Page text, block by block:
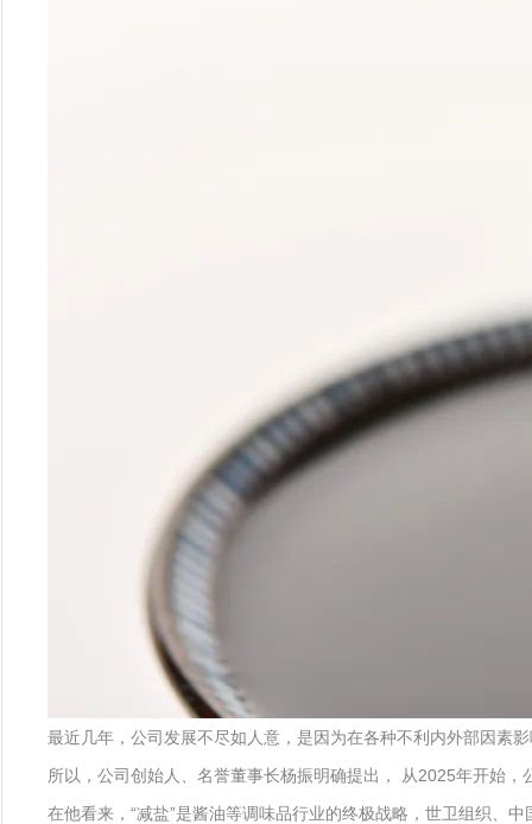
最近几年，公司发展不尽如人意，是因为在各种不利内外部因素
所以，公司创始人、名誉董事长杨振明确提出， 从2025年开始，
在他看来，“减盐”是酱油等调味品行业的终极战略，世卫组织、